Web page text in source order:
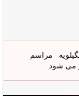
مراسم
می شود